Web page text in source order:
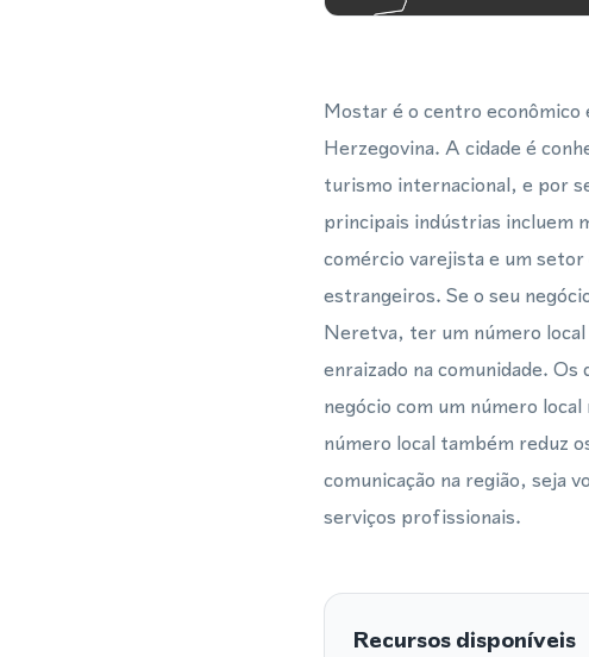
Mostar é o centro econômico
Herzegovina. A cidade é
turismo internacional, e por
principais indústrias incluem
comércio varejista e um
estrangeiros. Se o seu
Neretva, ter um número local
enraizado na comunidade.
negócio com um número
número local também reduz
comunicação na região, seja
serviços profissionais.
Recursos disponíveis